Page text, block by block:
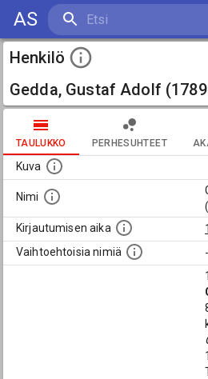
AS
Henkilö
Gedda, Gustaf Adolf
TAULUKKO PERHESUHTEET
Kuva
Nimi
Kirjautumisen aika
Vaihtoehtoisia nimiä
-